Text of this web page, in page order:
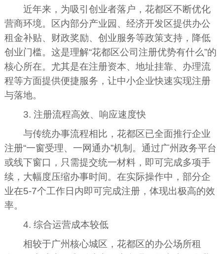
近年来，为吸引创业者落户，花都区不断优化
营商环境。区内部分产业园、经济开发区提供办公
租金补贴、财政奖励、创业服务等政策支持，降低
创业门槛。这是理解“花都区公司注册优势有什么”的
核心所在。尤其是在注册资本、地址挂靠、办理流
程等方面提供便捷服务，让中小企业快速实现注册
与落地。
3. 注册流程高效、响应速度快
与传统办事流程相比，花都区已全面推行企业
注册“一窗受理、一网通办”机制。通过广州政务平台
或线下窗口，只需提交统一材料，即可完成多项手
续，大幅度压缩办事时间。在实际操作中，部分企
业在5-7个工作日内即可完成注册，体现出极高的效
率。
4. 综合运营成本较低
相较于广州核心城区，花都区的办公场所租